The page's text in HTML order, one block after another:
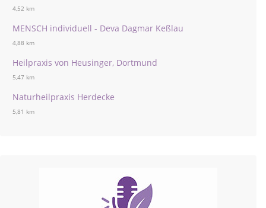
4,52 km
MENSCH individuell - Deva Dagmar Keßlau
4,88 km
Heilpraxis von Heusinger, Dortmund
5,47 km
Naturheilpraxis Herdecke
5,81 km